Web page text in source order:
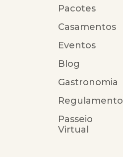
Pacotes
Casamentos
Eventos
Blog
Gastronomia
Regulamento
Passeio
Virtual